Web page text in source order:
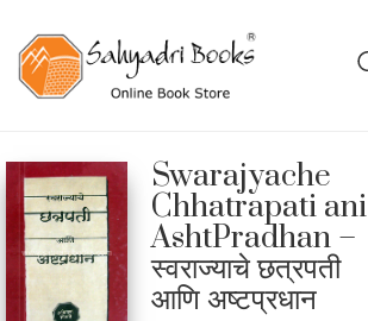
Swarajyache
Chhatrapati ani
AshtPradhan –
स्वराज्याचे छत्रपती
आणि अष्टप्रधान